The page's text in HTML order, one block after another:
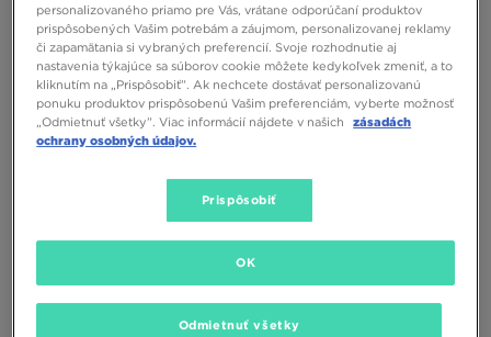
PUMA SPEEDCAT OG
72,00 € 110,00 €
84,00 € – najnižšia cena
PUMA SPEEDCAT OG
76,00 € 110,00 €
88,00 € – najnižšia cena
personalizovaného priamo pre Vás, vrátane odporúčaní produktov
prispôsobených Vašim potrebám a záujmom, personalizovanej reklamy
či zapamätania si vybraných preferencií. Svoje rozhodnutie aj
nastavenia týkajúce sa súborov cookie môžete kedykoľvek zmeniť, a to
kliknutím na „Prispôsobiť”. Ak nechcete dostávať personalizovanú
ponuku produktov prispôsobenú Vašim preferenciám, vyberte možnosť
„Odmietnuť všetky”. Viac informácií nájdete v našich
zásadách
ochrany osobných údajov.
Prispôsobiť
Odmietnuť všetky
OK